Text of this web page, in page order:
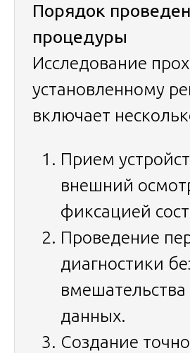
Порядок
процедуры
Исследование
установленному
включает
Прием
внешний
фиксацией
Проведение
диагностики
вмешательства
данных.
Создание